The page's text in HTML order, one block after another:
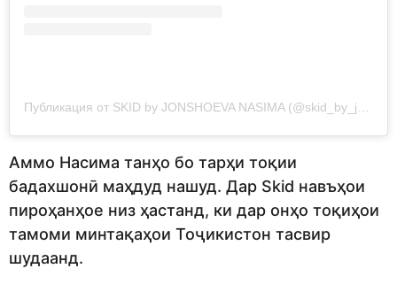
Публикация от SKID by JONSHOEVA NASIMA (@skid_by_jonshoeva)
Аммо Насима танҳо бо тарҳи тоқии
бадахшонӣ маҳдуд нашуд. Дар Skid навъҳои
пироҳанҳое низ ҳастанд, ки дар онҳо тоқиҳои
тамоми минтақаҳои Тоҷикистон тасвир
шудаанд.